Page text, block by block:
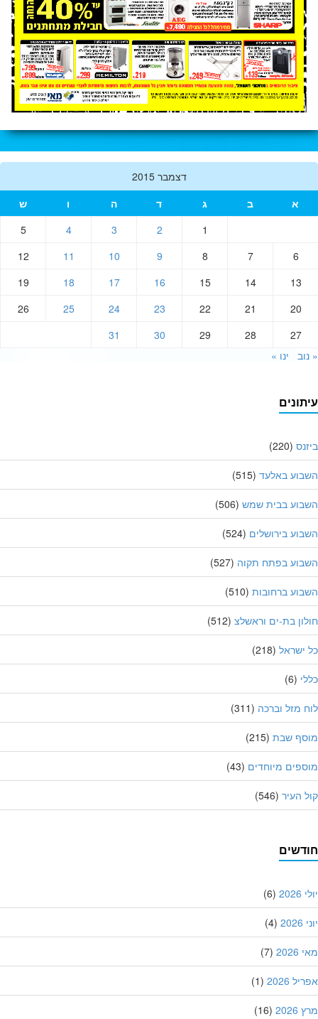
דצמבר 2015
10
12
13
14
15
16
17
18
19
20
22
23
24
25
26
27
28
29
30
ינו »
(220)
באלעד(515)
בבית שמש(506)
בירושלים(524)
בפתח תקוה(527)
ברחובות(510)
בת-ים וראשלצ(512)
(218)
(6)
מזל וברכה(311)
שבת(215)
מיוחדים(43)
העיר(546)
(6)
(4)
(7)
2026
(1)
(16)